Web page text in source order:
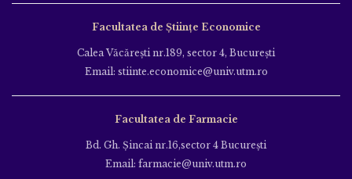
Facultatea de Științe Economice
Calea Văcăreşti nr.189, sector 4, Bucureşti
Email: stiinte.economice@univ.utm.ro
Facultatea de Farmacie
Bd. Gh. Şincai nr.16,sector 4 Bucureşti
Email: farmacie@univ.utm.ro